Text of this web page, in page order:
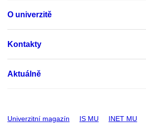
O univerzitě
Kontakty
Aktuálně
Univerzitní magazín IS MU INET MU